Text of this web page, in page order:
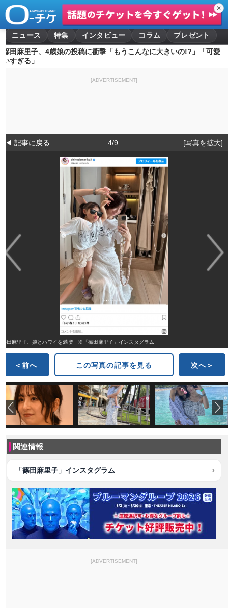
✕
ニュース 特集 インタビュー コラム
プレゼント
篠田麻里子、4歳娘の投稿に衝撃「もうこんなに大きいの!?」「可愛
いすぎる」
[ADVERTISEMENT]
◀ 記事に戻る 4/9 [写真を拡大]
篠田麻里子、娘とハワイを満喫 ※「篠田麻里子」インスタグラム
＜前へ この写真の記事を見る 次へ＞
関連情報
「篠田麻里子」インスタグラム
[ADVERTISEMENT]